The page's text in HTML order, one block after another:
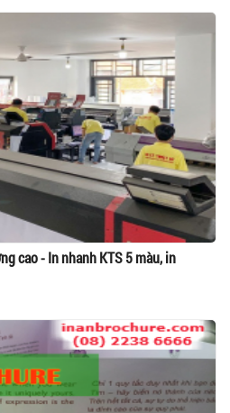
cao - In nhanh KTS 5 màu, in